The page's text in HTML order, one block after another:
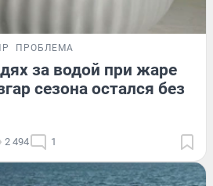
ПРОБЛЕМА
за водой при жаре
сезона остался без
2 494 1